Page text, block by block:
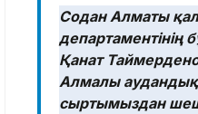
Содан Алматы
департаментінің
Қанат
Алмалы аудандық
сыртымыздан